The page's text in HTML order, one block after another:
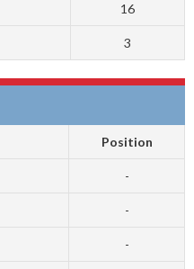
16
3
Position
-
-
-